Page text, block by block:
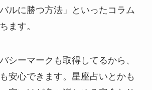
ルに勝つ方法」といったコラム
ます。
シーマークも取得してるから、
安心できます。星座占いとかも